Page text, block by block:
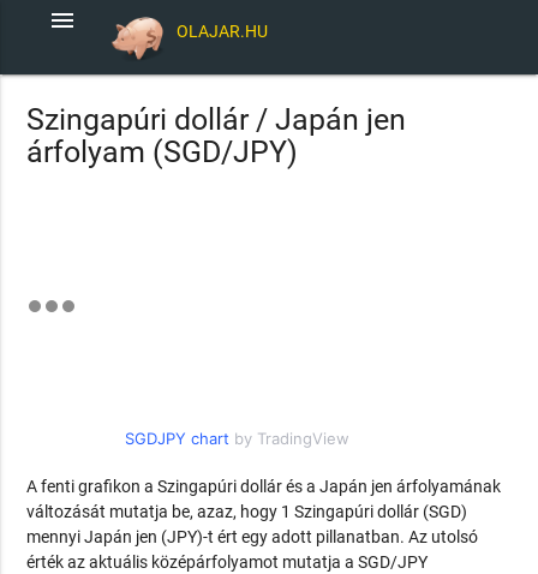
OLAJAR.HU
menu
Szingapúri dollár / Japán jen
árfolyam (SGD/JPY)
SGDJPY chart by TradingView
A fenti grafikon a Szingapúri dollár és a Japán jen árfolyamának
változását mutatja be, azaz, hogy 1 Szingapúri dollár (SGD)
mennyi Japán jen (JPY)-t ért egy adott pillanatban. Az utolsó
érték az aktuális középárfolyamot mutatja a SGD/JPY